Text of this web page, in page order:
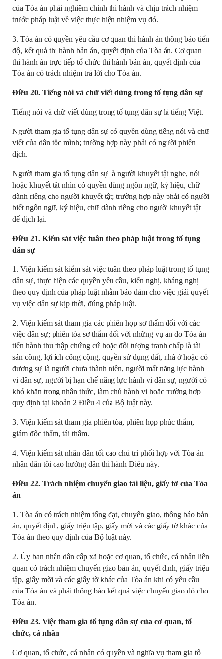
của Tòa án phải nghiêm chỉnh thi hành và chịu trách nhiệm
trước pháp luật về việc thực hiện nhiệm vụ đó.
3. Tòa án có quyền yêu cầu cơ quan thi hành án thông báo tiến
độ, kết quả thi hành bản án, quyết định của Tòa án. Cơ quan
thi hành án trực tiếp tổ chức thi hành bản án, quyết định của
Tòa án có trách nhiệm trả lời cho Tòa án.
Điều 20. Tiếng nói và chữ viết dùng trong tố tụng dân sự
Tiếng nói và chữ viết dùng trong tố tụng dân sự là tiếng Việt.
Người tham gia tố tụng dân sự có quyền dùng tiếng nói và chữ
viết của dân tộc mình; trường hợp này phải có người phiên
dịch.
Người tham gia tố tụng dân sự là người khuyết tật nghe, nói
hoặc khuyết tật nhìn có quyền dùng ngôn ngữ, ký hiệu, chữ
dành riêng cho người khuyết tật; trường hợp này phải có người
biết ngôn ngữ, ký hiệu, chữ dành riêng cho người khuyết tật
để dịch lại.
Điều 21. Kiểm sát việc tuân theo pháp luật trong tố tụng
dân sự
1. Viện kiểm sát kiểm sát việc tuân theo pháp luật trong tố tụng
dân sự, thực hiện các quyền yêu cầu, kiến nghị, kháng nghị
theo quy định của pháp luật nhằm bảo đảm cho việc giải quyết
vụ việc dân sự kịp thời, đúng pháp luật.
2. Viện kiểm sát tham gia các phiên họp sơ thẩm đối với các
việc dân sự; phiên tòa sơ thẩm đối với những vụ án do Tòa án
tiến hành thu thập chứng cứ hoặc đối tượng tranh chấp là tài
sản công, lợi ích công cộng, quyền sử dụng đất, nhà ở hoặc có
đương sự là người chưa thành niên, người mất năng lực hành
vi dân sự, người bị hạn chế năng lực hành vi dân sự, người có
khó khăn trong nhận thức, làm chủ hành vi hoặc trường hợp
quy định tại khoản 2 Điều 4 của Bộ luật này.
3. Viện kiểm sát tham gia phiên tòa, phiên họp phúc thẩm,
giám đốc thẩm, tái thẩm.
4. Viện kiểm sát nhân dân tối cao chủ trì phối hợp với Tòa án
nhân dân tối cao hướng dẫn thi hành Điều này.
Điều 22. Trách nhiệm chuyển giao tài liệu, giấy tờ của Tòa
án
1. Tòa án có trách nhiệm tống đạt, chuyển giao, thông báo bản
án, quyết định, giấy triệu tập, giấy mời và các giấy tờ khác của
Tòa án theo quy định của Bộ luật này.
2. Ủy ban nhân dân cấp xã hoặc cơ quan, tổ chức, cá nhân liên
quan có trách nhiệm chuyển giao bản án, quyết định, giấy triệu
tập, giấy mời và các giấy tờ khác của Tòa án khi có yêu cầu
của Tòa án và phải thông báo kết quả việc chuyển giao đó cho
Tòa án.
Điều 23. Việc tham gia tố tụng dân sự của cơ quan, tổ
chức, cá nhân
Cơ quan, tổ chức, cá nhân có quyền và nghĩa vụ tham gia tố